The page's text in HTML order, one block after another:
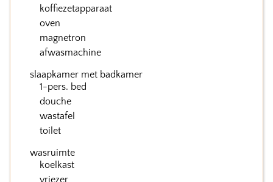
koffiezetapparaat
oven
magnetron
afwasmachine
slaapkamer met badkamer
1-pers. bed
douche
wastafel
toilet
wasruimte
koelkast
vriezer